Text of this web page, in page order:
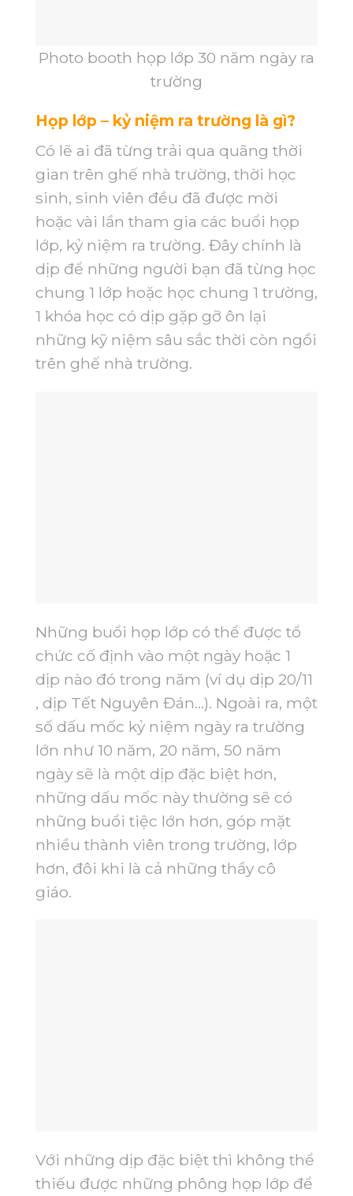
Photo booth họp lớp 30 năm ngày ra
trường
Họp lớp – kỷ niệm ra trường là gì?
Có lẽ ai đã từng trải qua quãng thời
gian trên ghế nhà trường, thời học
sinh, sinh viên đều đã được mời
hoặc vài lần tham gia các buổi họp
lớp, kỷ niệm ra trường. Đây chính là
dịp để những người bạn đã từng học
chung 1 lớp hoặc học chung 1 trường,
1 khóa học có dịp gặp gỡ ôn lại
những kỹ niệm sâu sắc thời còn ngồi
trên ghế nhà trường.
Những buổi họp lớp có thể được tổ
chức cố định vào một ngày hoặc 1
dịp nào đó trong năm (ví dụ dịp 20/11
, dịp Tết Nguyên Đán…). Ngoài ra, một
số dấu mốc kỷ niệm ngày ra trường
lớn như 10 năm, 20 năm, 50 năm
ngày sẽ là một dịp đặc biệt hơn,
những dấu mốc này thường sẽ có
những buổi tiệc lớn hơn, góp mặt
nhiều thành viên trong trường, lớp
hơn, đôi khi là cả những thầy cô
giáo.
Với những dịp đặc biệt thì không thể
thiếu được những phông họp lớp để